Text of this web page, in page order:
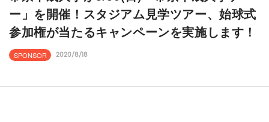
ー」を開催！スタジアム見学ツアー、始球式
参加権が当たるキャンペーンを実施します！
SPONSOR 2020/8/18